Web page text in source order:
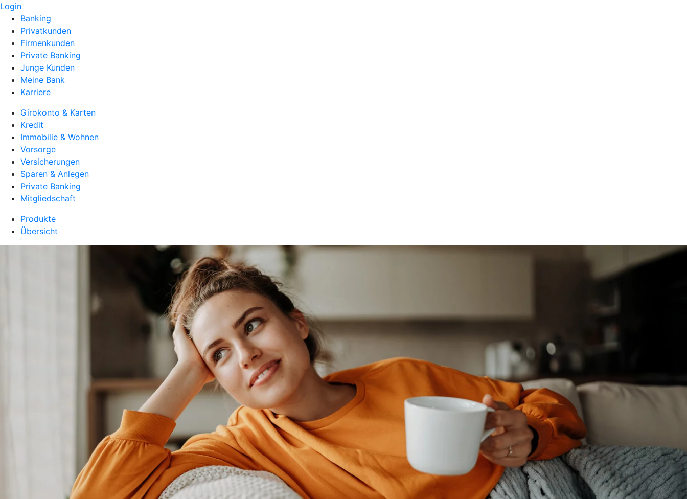
Login
Banking
Privatkunden
Firmenkunden
Private Banking
Junge Kunden
Meine Bank
Karriere
Girokonto & Karten
Kredit
Immobilie & Wohnen
Vorsorge
Versicherungen
Sparen & Anlegen
Private Banking
Mitgliedschaft
Produkte
Übersicht